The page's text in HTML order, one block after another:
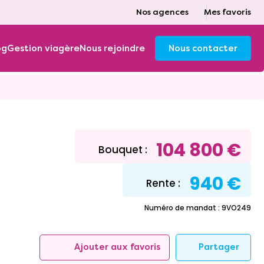
Nos agences Mes favoris
Gestion viagèreNous rejoindre Nous contacter
Bouquet : 104 800 €
Rente : 940 €
Numéro de mandat : 9VO249
Ajouter aux favoris Partager